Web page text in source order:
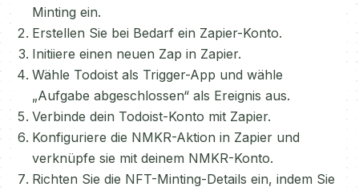
Minting ein.
Erstellen Sie bei Bedarf ein Zapier-Konto.
Initiiere einen neuen Zap in Zapier.
Wähle Todoist als Trigger-App und wähle
„Aufgabe abgeschlossen“ als Ereignis aus.
Verbinde dein Todoist-Konto mit Zapier.
Konfiguriere die NMKR-Aktion in Zapier und
verknüpfe sie mit deinem NMKR-Konto.
Richten Sie die NFT-Minting-Details ein, indem Sie